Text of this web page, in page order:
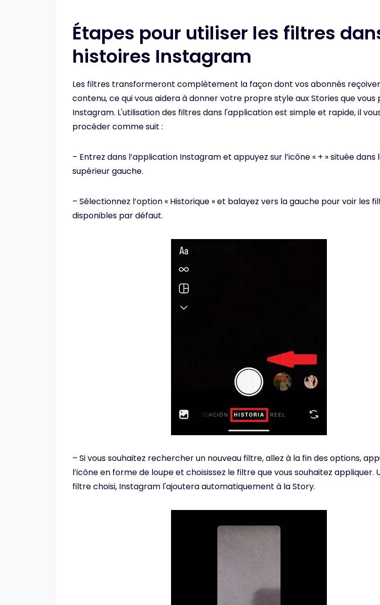
Étapes pour utiliser les filtres
histoires Instagram
Les filtres transformeront complètement la façon dont vos abonnés
contenu, ce qui vous aidera à donner votre propre style aux Stories que vous
Instagram. L'utilisation des filtres dans l'application est simple et rapide, il
procéder comme suit :
– Entrez dans l’application Instagram et appuyez sur l’icône « + » située dans
supérieur gauche.
– Sélectionnez l’option « Historique » et balayez vers la gauche pour voir les
disponibles par défaut.
– Si vous souhaitez rechercher un nouveau filtre, allez à la fin des options,
l’icône en forme de loupe et choisissez le filtre que vous souhaitez appliquer.
filtre choisi, Instagram l'ajoutera automatiquement à la Story.